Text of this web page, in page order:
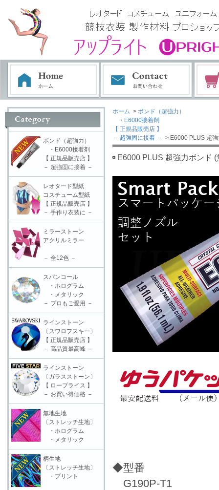
ホーム > ボンド（超強力）
・E6000接着剤
【 正規品販売店 】
－ 超強固に接着 －
> E6000 PLUS 超
E6000 PLUS 超強力ボンド
◆型番
G190P-T1
ボンド（超強力）
・E6000接着剤
【 正規品販売店 】
－ 超強固に接着 －
レオタード型紙
コスチューム型紙
【 正規品販売店 】
－ 手作り衣装に －
ミラーストーン
アクリルミラー
－ 全12色 －
スパンコール
・ホログラム
・メタリック
－ プロもご愛用 －
ラインストーン
〔スワロフスキー〕
【 正規品販売店 】
－ 高品質最高峰 －
ラインストーン
〔ガラスストーン〕
【 ロープライス 】
－ お買い得価格 －
無地生地
〔ストレッチ生地〕
・ホログラム
・メタリック
柄生地
〔ストレッチ生地〕
・プリント